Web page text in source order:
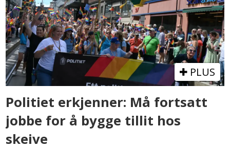
PLUS
Politiet erkjenner: Må fortsatt
jobbe for å bygge tillit hos
skeive